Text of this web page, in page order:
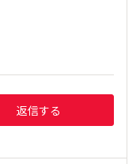
返信する